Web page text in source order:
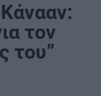
τον
του”